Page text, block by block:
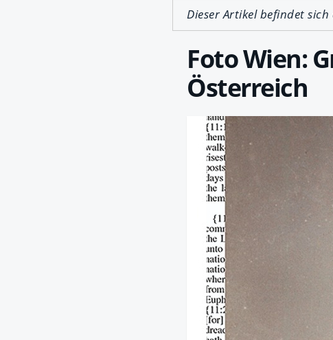
Dieser Artikel befindet
Foto Wien:
Österreich